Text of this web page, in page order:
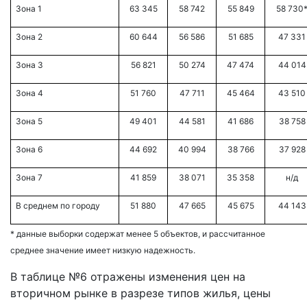
Зона 1 63 345 58 742 55 849 58 730*
Зона 2 60 644 56 586 51 685 47 331
Зона 3 56 821 50 274 47 474 44 014
Зона 4 51 760 47 711 45 464 43 510
Зона 5 49 401 44 581 41 686 38 758
Зона 6 44 692 40 994 38 766 37 928
Зона 7 41 859 38 071 35 358 н/д
В среднем по городу 51 880 47 665 45 675 44 143
* данные выборки содержат менее 5 объектов, и рассчитанное
среднее значение имеет низкую надежность.
В таблице №6 отражены изменения цен на
вторичном рынке в разрезе типов жилья, цены